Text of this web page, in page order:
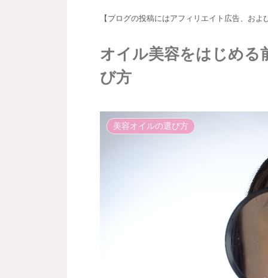
【ブログの投稿にはアフィリエイト広告、お
オイル美容をはじめる
び方
美容オイルの選び方